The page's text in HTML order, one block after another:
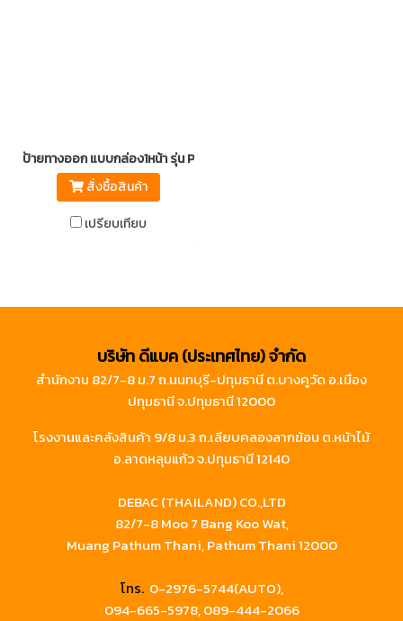
ป้ายทางออก แบบกล่อง1หน้า รุ่น PWE 111 LED-3HR มอก.1955-2551
สั่งซื้อสินค้า
เปรียบเทียบ
บริษัท ดีแบค (ประเทศไทย) จำกัด
สำนักงาน 82/7-8 ม.7 ถ.นนทบุรี-ปทุมธานี ต.บางคูวัด อ.เมือง
ปทุมธานี จ.ปทุมธานี 12000
โรงงานและคลังสินค้า 9/8 ม.3 ถ.เลียบคลองลากฆ้อน ต.หน้าไม้
อ.ลาดหลุมแก้ว จ.ปทุมธานี 12140
DEBAC (THAILAND) CO.,LTD
82/7-8 Moo 7 Bang Koo Wat,
Muang Pathum Thani, Pathum Thani 12000
โทร. 0-2976-5744(AUTO),
094-665-5978,089-444-2066